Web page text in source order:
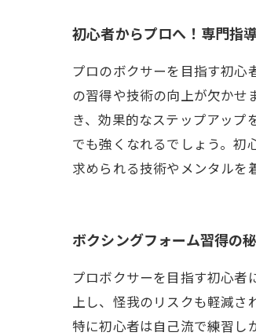
初心者からプロへ！専門指
プロのボクサーを目指す初心
の習得や技術の向上が欠かせ
き、効果的なステップアップ
でも強くなれるでしょう。初
求められる技術やメンタルを
ボクシングフォーム習得の
プロボクサーを目指す初心者
上し、怪我のリスクも軽減さ
特に初心者は自己流で練習し